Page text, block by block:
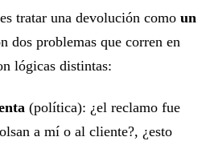
tratar una devolución como un
dos problemas que corren en
lógicas distintas:
(política): ¿el reclamo fue
a mí o al cliente?, ¿esto